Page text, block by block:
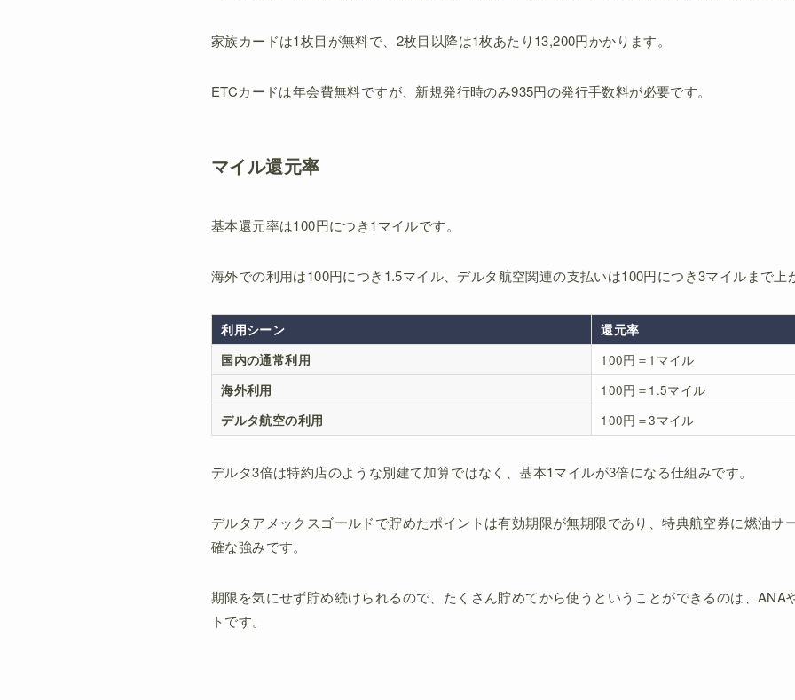
家族カードは1枚目が無料で、2枚目以降は1枚あたり13,200円かかります。
ETCカードは年会費無料ですが、新規発行時のみ935円の発行手数料が必要です。
マイル還元率
基本還元率は100円につき1マイルです。
海外での利用は100円につき1.5マイル、デルタ航空関連の支払いは100円につき3マイルまで上
利用シーン
還元率
国内の通常利用
100円＝1マイル
海外利用
100円＝1.5マイル
デルタ航空の利用
100円＝3マイル
デルタ3倍は特約店のような別建て加算ではなく、基本1マイルが3倍になる仕組みです。
デルタアメックスゴールドで貯めたポイントは有効期限が無期限であり、特典航空券に燃油サ
確な強みです。
期限を気にせず貯め続けられるので、たくさん貯めてから使うということができるのは、ANA
トです。